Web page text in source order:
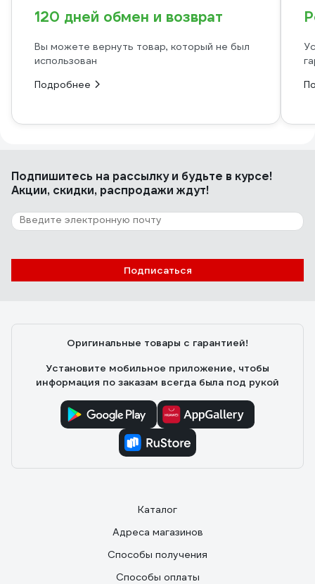
120 дней обмен и возврат
Вы можете вернуть товар, который не был
использован
Подробнее
Подпишитесь на рассылкуи будьте в курсе!
Акции, скидки, распродажи ждут!
Подписаться
Оригинальные товары с гарантией!
Установите мобильное приложение, чтобы
информация по заказам всегда была под рукой
Каталог
Адреса магазинов
Способы получения
Способы оплаты